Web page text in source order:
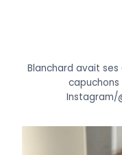
Blanchard avait
capuchons
Instagram/